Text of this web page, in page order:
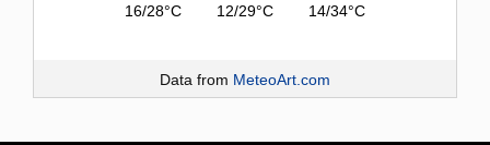
16/28°C 12/29°C 14/34°C
Data from MeteoArt.com